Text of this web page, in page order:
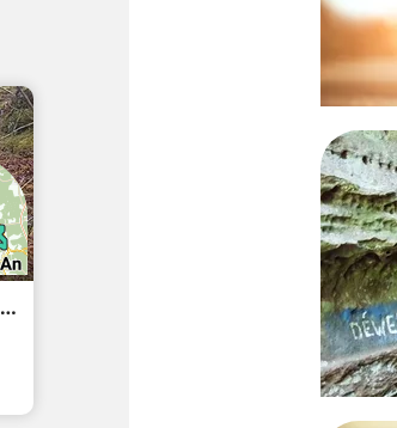
A través de la vall de Kocher i Brenz cap a les altures de l'Albuchs